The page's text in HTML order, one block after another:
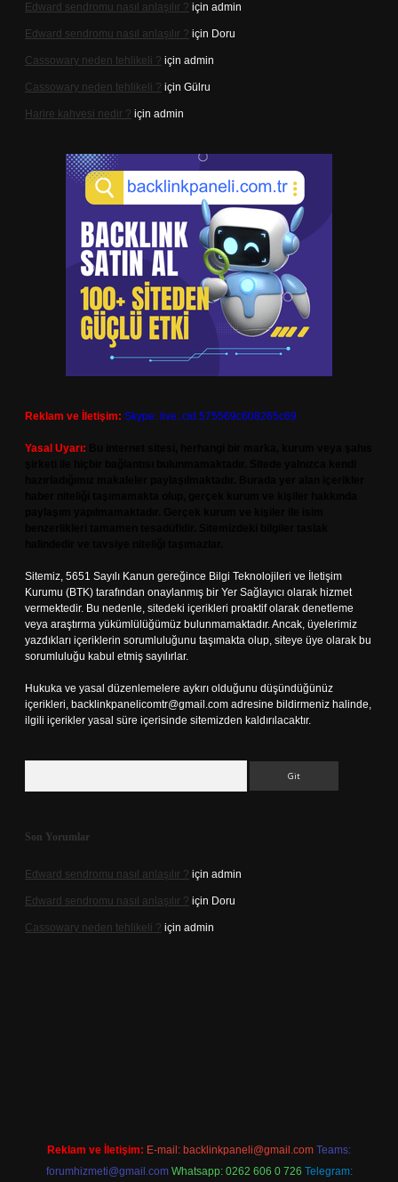
Edward sendromu nasıl anlaşılır ? için admin
Edward sendromu nasıl anlaşılır ? için Doru
Cassowary neden tehlikeli ? için admin
Cassowary neden tehlikeli ? için Gülru
Harire kahvesi nedir ? için admin
Reklam ve İletişim: Skype: live:.cid.575569c608265c69
Yasal Uyarı:
Sitemiz, 5651 Sayılı Kanun gereğince Bilgi Teknolojileri ve İletişim
Kurumu (BTK) tarafından onaylanmış bir Yer Sağlayıcı olarak hizmet
vermektedir. Bu nedenle, sitedeki içerikleri proaktif olarak denetleme
veya araştırma yükümlülüğümüz bulunmamaktadır. Ancak, üyelerimiz
yazdıkları içeriklerin sorumluluğunu taşımakta olup, siteye üye olarak bu
sorumluluğu kabul etmiş sayılırlar.
Hukuka ve yasal düzenlemelere aykırı olduğunu düşündüğünüz
içerikleri, backlinkpanelicomtr@gmail.com adresine bildirmeniz halinde,
ilgili içerikler yasal süre içerisinde sitemizden kaldırılacaktır.
Son Yorumlar
Edward sendromu nasıl anlaşılır ? için admin
Edward sendromu nasıl anlaşılır ? için Doru
Cassowary neden tehlikeli ? için admin
Reklam ve İletişim: E-mail: backlinkpaneli@gmail.com Teams:
forumhizmeti@gmail.com Whatsapp: 0262 606 0 726 Telegram: